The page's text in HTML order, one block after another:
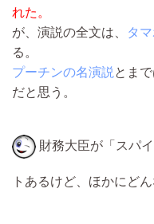
れた。
が、演説の全文は、
タ
る。
プーチンの名演説 とま
だと思う。
財務大臣が「スパ
トあるけど、ほかにど